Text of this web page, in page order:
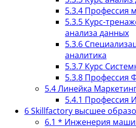
5.3.4 Профессия
5.3.5 Курс-
анализа данных
5.3.6
аналитика
5.3.7 Курс
5.3.8 Профессия
5.4Линейка
5.4.1 Профессия
6Skillfactory высшее
6.1 * Инженерия